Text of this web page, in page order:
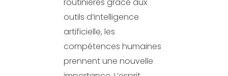
outils d’intelligence
artificielle, les
compétences humaines
prennent une nouvelle